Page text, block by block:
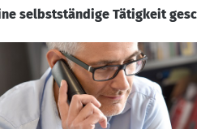
selbstständige Tätigkeit